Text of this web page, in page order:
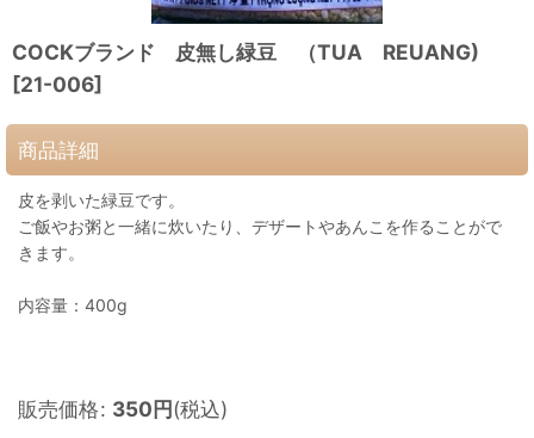
COCKブランド 皮無し緑豆 （TUA REUANG)
[21-006]
商品詳細
皮を剥いた緑豆です。
ご飯やお粥と一緒に炊いたり、デザートやあんこを作ることがで
きます。
内容量：400g
販売価格: 350円(税込)